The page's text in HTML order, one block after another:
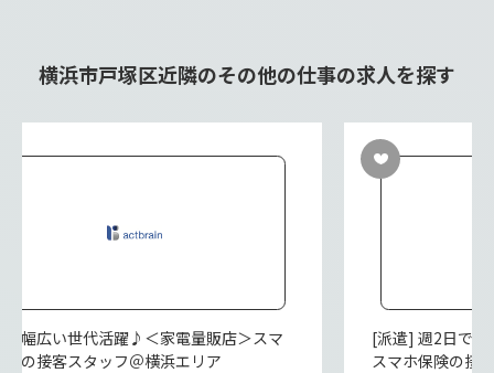
横浜市戸塚区近隣のその他の仕事の求人を探す
] 幅広い世代活躍♪＜家電量販店＞スマ
険の接客スタッフ＠横浜エリア
[派遣] 週2日で
スマホ保険の接